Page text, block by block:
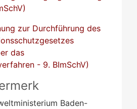
zur Durchführung des
das
- 9. BImSchV)
Baden-